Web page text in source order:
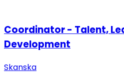
Coordinator - Talent,
Development
Skanska